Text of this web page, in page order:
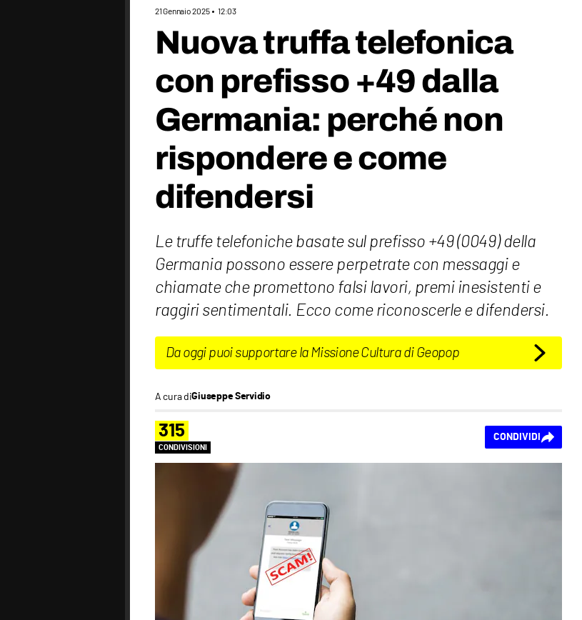
21 Gennaio 2025 12:03
Nuova truffa telefonica
con prefisso +49 dalla
Germania: perché non
rispondere e come
difendersi
Le truffe telefoniche basate sul prefisso +49 (0049) della
Germania possono essere perpetrate con messaggi e
chiamate che promettono falsi lavori, premi inesistenti e
raggiri sentimentali. Ecco come riconoscerle e difendersi.
Da oggi puoi supportare la Missione Cultura di Geopop
A cura diGiuseppe Servidio
315
CONDIVISIONI
CONDIVIDI